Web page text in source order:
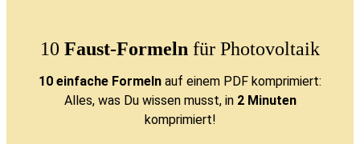
10 Faust-Formeln für Photovoltaik
10 einfache Formeln auf einem PDF komprimiert:
Alles, was Du wissen musst, in 2 Minuten
komprimiert!